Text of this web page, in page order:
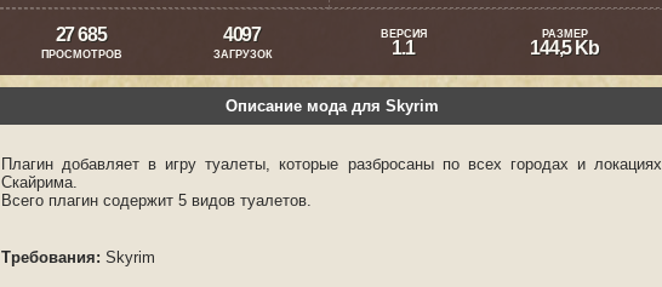
27 685
ПРОСМОТРОВ
4097
ЗАГРУЗОК
ВЕРСИЯ
1.1
РАЗМЕР
144,5 Kb
Описание мода для Skyrim
Плагин добавляет в игру туалеты, которые разбросаны по всех городах и локациях
Скайрима.
Всего плагин содержит 5 видов туалетов.
Требования: Skyrim